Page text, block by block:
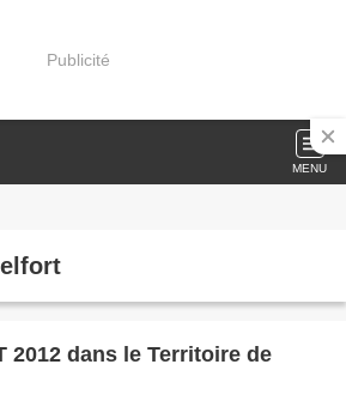
Publicité
MENU
2012 dans le Territoire de